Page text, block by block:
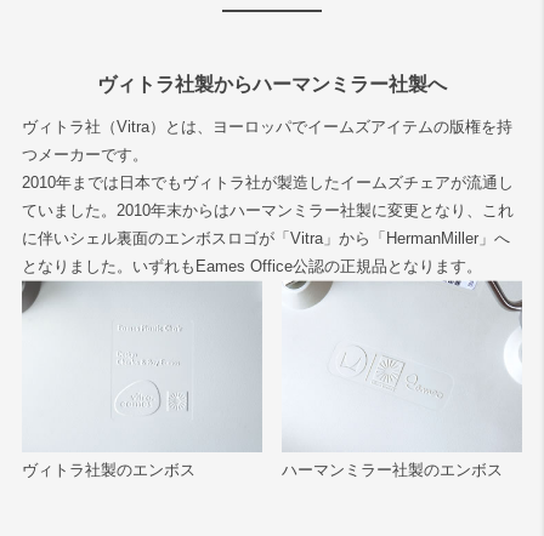
ヴィトラ社製からハーマンミラー社製へ
ヴィトラ社（Vitra）とは、ヨーロッパでイームズアイテムの版権を持
つメーカーです。
2010年までは日本でもヴィトラ社が製造したイームズチェアが流通し
ていました。2010年末からはハーマンミラー社製に変更となり、これ
に伴いシェル裏面のエンボスロゴが「Vitra」から「HermanMiller」へ
となりました。いずれもEames Office公認の正規品となります。
ヴィトラ社製のエンボス ハーマンミラー社製のエンボス